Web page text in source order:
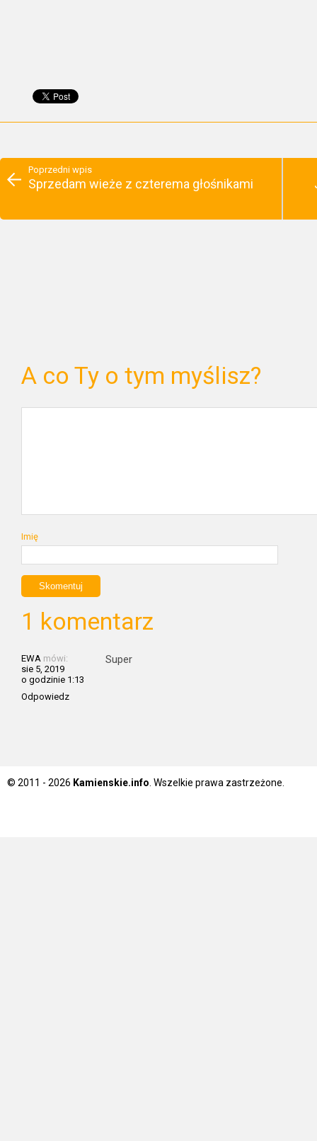
Poprzedni wpis
Sprzedam wieże z czterema głośnikami
A co Ty o tym myślisz?
Imię
1 komentarz
EWA mówi:
sie 5, 2019
o godzinie 1:13
Odpowiedz
Super
© 2011 - 2026 Kamienskie.info . Wszelkie prawa zastrzeżone.